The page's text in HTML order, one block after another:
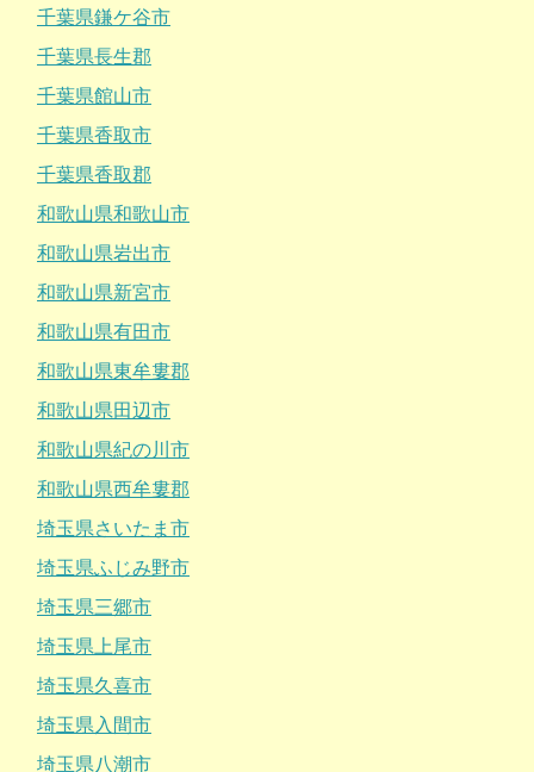
千葉県鎌ケ谷市
千葉県長生郡
千葉県館山市
千葉県香取市
千葉県香取郡
和歌山県和歌山市
和歌山県岩出市
和歌山県新宮市
和歌山県有田市
和歌山県東牟婁郡
和歌山県田辺市
和歌山県紀の川市
和歌山県西牟婁郡
埼玉県さいたま市
埼玉県ふじみ野市
埼玉県三郷市
埼玉県上尾市
埼玉県久喜市
埼玉県入間市
埼玉県八潮市